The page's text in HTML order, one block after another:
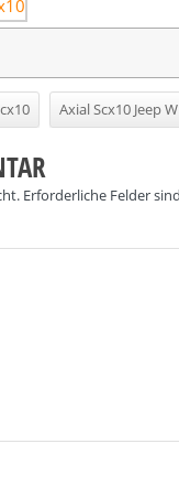
Axial Scx10 Jeep
Erforderliche Felder